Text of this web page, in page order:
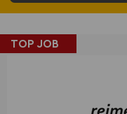
TOP JOB